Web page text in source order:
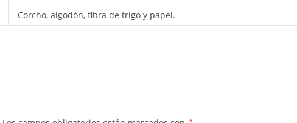
Corcho, algodón, fibra de trigo y papel.
*